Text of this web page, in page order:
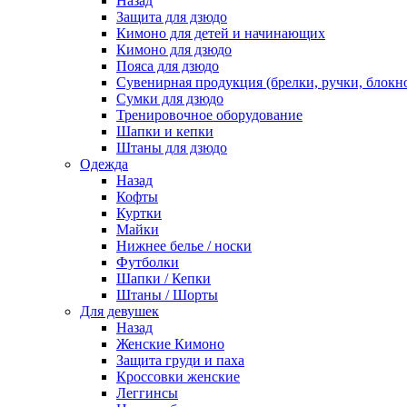
Защита для дзюдо
Кимоно для детей и начинающих
Кимоно для дзюдо
Пояса для дзюдо
Сувенирная продукция (брелки, ручки,
Сумки для дзюдо
Тренировочное оборудование
Шапки и кепки
Штаны для дзюдо
Одежда
Назад
Кофты
Куртки
Майки
Нижнее белье / носки
Футболки
Шапки / Кепки
Штаны / Шорты
Для девушек
Назад
Женские Кимоно
Защита груди и паха
Кроссовки женские
Леггинсы